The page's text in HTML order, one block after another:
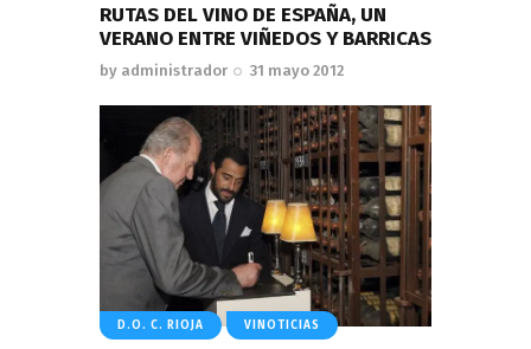
RUTAS DEL VINO DE ESPAÑA, UN
VERANO ENTRE VIÑEDOS Y BARRICAS
by administrador 31 mayo 2012
D.O. C. RIOJA VINOTICIAS